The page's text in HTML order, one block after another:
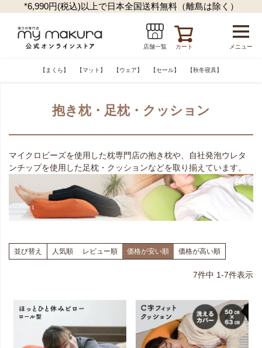
*6,990円(税込)以上で日本全国送料無料（離島は除く）
店舗一覧 カート メニュー
【まくら】 【マット】 【ウェア】 【セール】 【秋冬寝具】
抱き枕・足枕・クッション
マイクロビーズを使用した枕専門店の抱き枕や、自社発泡ウレタ
ンチップを使用した足枕・クッションなどを取り揃えています。
並び替え 人気順 レビュー順 価格が安い順 価格が高い順
7件中 1-7件表示